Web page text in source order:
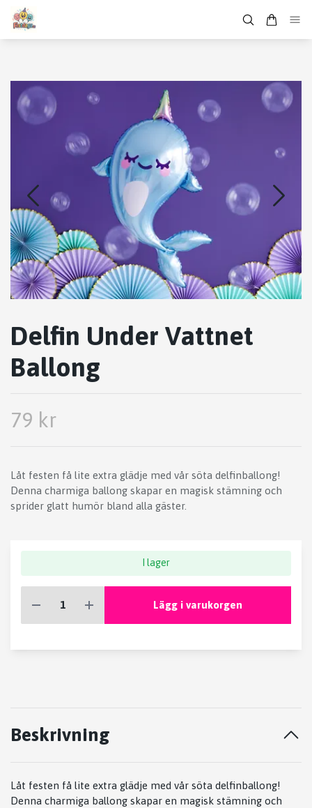
Delfin Under Vattnet
Ballong
79 kr
Låt festen få lite extra glädje med vår söta delfinballong!
Denna charmiga ballong skapar en magisk stämning och
sprider glatt humör bland alla gäster.
I lager
Lägg i varukorgen
Beskrivning
Låt festen få lite extra glädje med vår söta delfinballong!
Denna charmiga ballong skapar en magisk stämning och